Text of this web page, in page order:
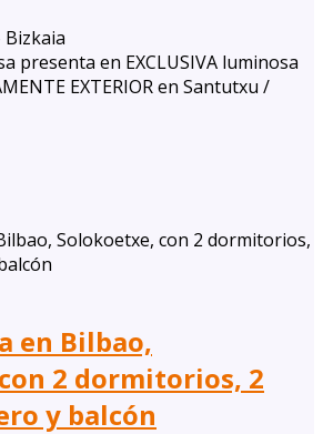
presenta en EXCLUSIVA luminosa
EXTERIOR en Santutxu /
en Bilbao,
2 dormitorios, 2
y balcón